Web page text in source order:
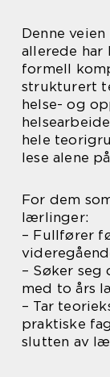
Denne
allerede har
formell
strukturert
helse- og
hele
lese alene
For dem
lærlinger:
– Fullfører
– Søker
med to års
– Tar
praktiske
slutten av